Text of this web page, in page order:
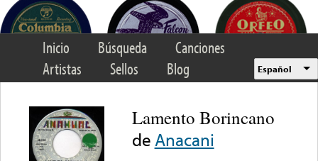
Inicio Búsqueda
Canciones
Artistas
Sellos Blog Español
Lamento Borincano
de Anacani